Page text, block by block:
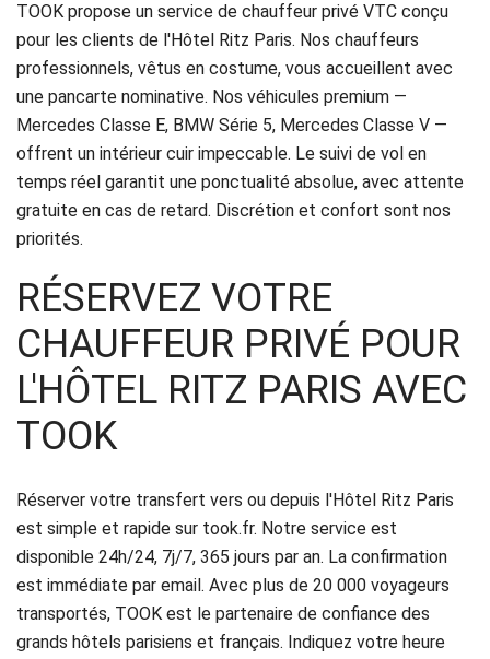
CGV
Politique
de
confidentialité
TOOK propose un service de chauffeur privé VTC conçu
pour les clients de l'Hôtel Ritz Paris. Nos chauffeurs
professionnels, vêtus en costume, vous accueillent avec
une pancarte nominative. Nos véhicules premium —
Mercedes Classe E, BMW Série 5, Mercedes Classe V —
offrent un intérieur cuir impeccable. Le suivi de vol en
temps réel garantit une ponctualité absolue, avec attente
gratuite en cas de retard. Discrétion et confort sont nos
priorités.
RÉSERVEZ VOTRE
CHAUFFEUR PRIVÉ POUR
L'HÔTEL RITZ PARIS AVEC
TOOK
Réserver votre transfert vers ou depuis l'Hôtel Ritz Paris
est simple et rapide sur took.fr. Notre service est
disponible 24h/24, 7j/7, 365 jours par an. La confirmation
est immédiate par email. Avec plus de 20 000 voyageurs
transportés, TOOK est le partenaire de confiance des
grands hôtels parisiens et français. Indiquez votre heure